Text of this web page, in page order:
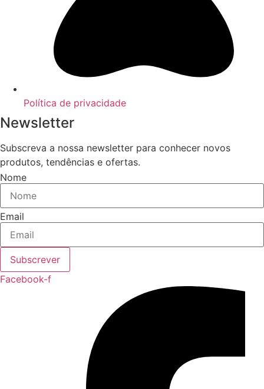
Política de privacidade
Newsletter
Subscreva a nossa newsletter para conhecer novos
produtos, tendências e ofertas.
Nome
Email
Subscrever
Facebook-f